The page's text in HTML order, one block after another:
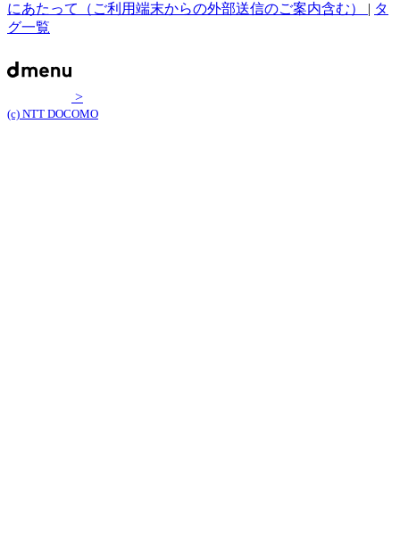
にあたって（ご利用端末からの外部送信のご案内含む） | タ
グ一覧
>
(c) NTT DOCOMO